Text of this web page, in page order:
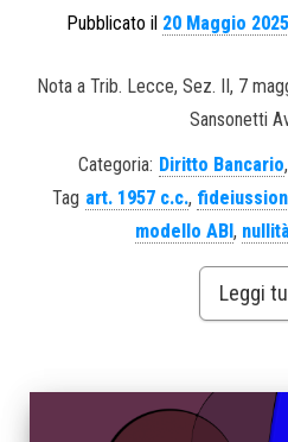
Pubblicato il 20 Maggio 2025
Nota a Trib. Lecce, Sez. II, 7
Sansonetti
Categoria: Diritto Bancario,
Tag art. 1957 c.c.,
modello ABI ,
Leggi